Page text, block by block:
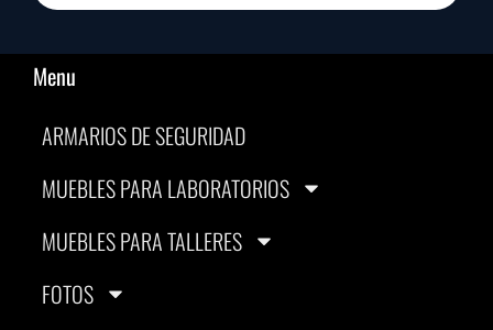
Menu
ARMARIOS DE SEGURIDAD
MUEBLES PARA LABORATORIOS
MUEBLES PARA TALLERES
FOTOS